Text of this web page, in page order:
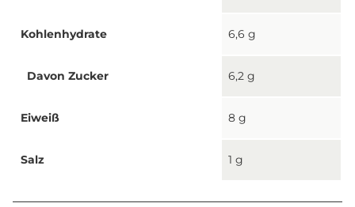
Kohlenhydrate 6,6 g
Davon Zucker 6,2 g
Eiweiß 8 g
Salz 1 g